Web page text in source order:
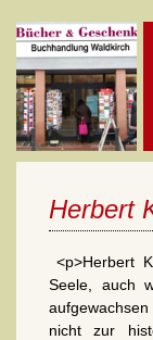
Herbert
<p>Herbert
Seele, auch
nicht zur